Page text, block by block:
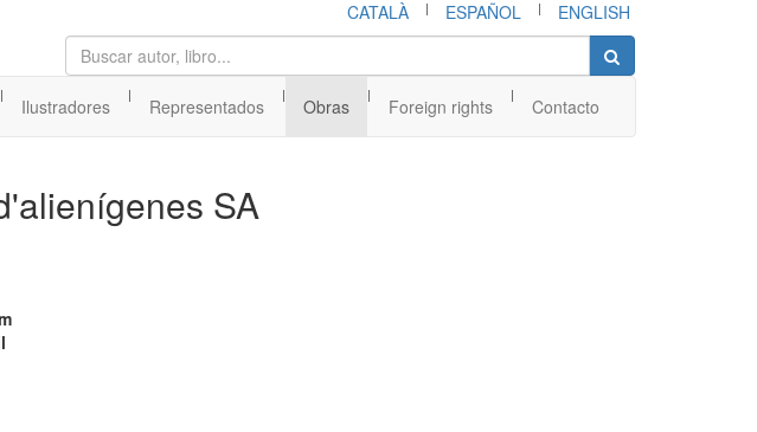
CATALÀ | ESPAÑOL | ENGLISH
|
Ilustradores
|
Representados
|
Obras
|
Foreign rights
|
Contacto
SA